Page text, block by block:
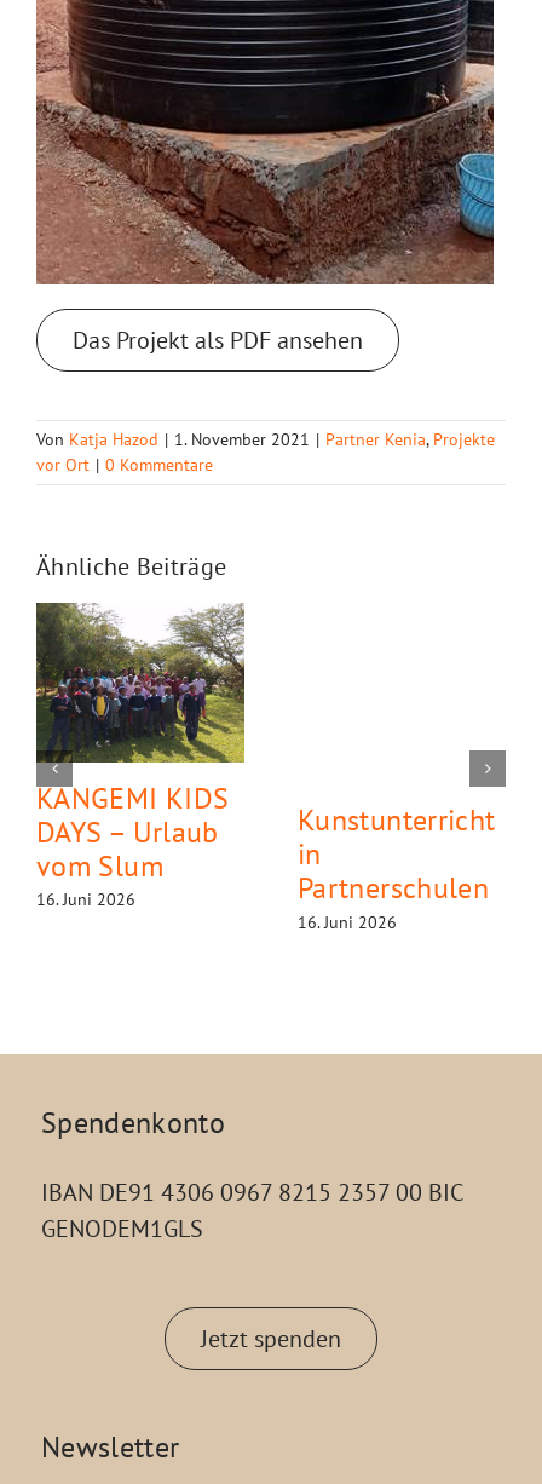
Das Projekt als PDF ansehen
Von Katja Hazod | 1. November 2021 | Partner Kenia, Projekte
vor Ort | 0 Kommentare
Ähnliche Beiträge
KANGEMI KIDS
DAYS – Urlaub
vom Slum
16. Juni 2026
Kunstunterricht
in
Partnerschulen
16. Juni 2026
Spendenkonto
IBAN DE91 4306 0967 8215 2357 00 BIC
GENODEM1GLS
Jetzt spenden
Newsletter